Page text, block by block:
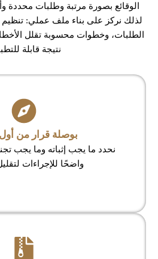
الوقائع بصورة مرتبة وطلبات محددة
لذلك نركز على بناء ملف عملي:
الطلبات، وخطوات محسوبة تقلل
نتيجة قابلة
بوصلة قرار من
نحدد ما يجب إثباته وما يجب
واضحًا للإجراءات